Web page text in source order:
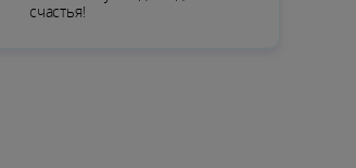
счастья!